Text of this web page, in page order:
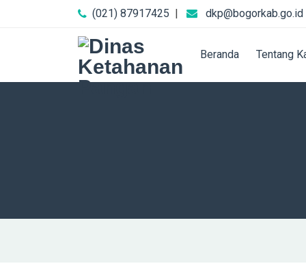
(021) 87917425 | dkp@bogorkab.go.id
Beranda Tentang